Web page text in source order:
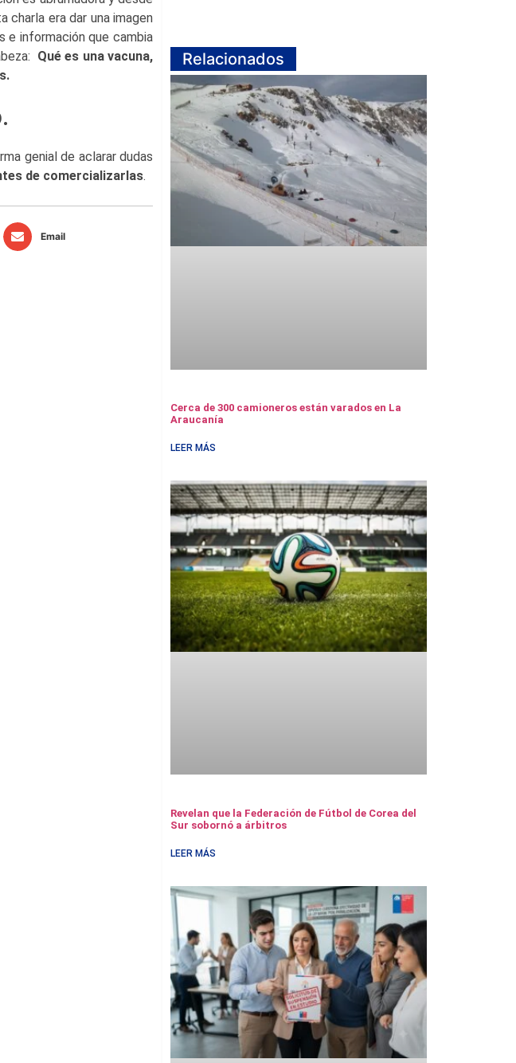
charla era dar una imagen
e información que cambia
Qué es una vacuna,
genial de aclarar dudas
de comercializarlas.
Email
Relacionados
Cerca de 300 camioneros están varados en La
Araucanía
LEER MÁS
Revelan que la Federación de Fútbol de Corea del
Sur sobornó a árbitros
LEER MÁS